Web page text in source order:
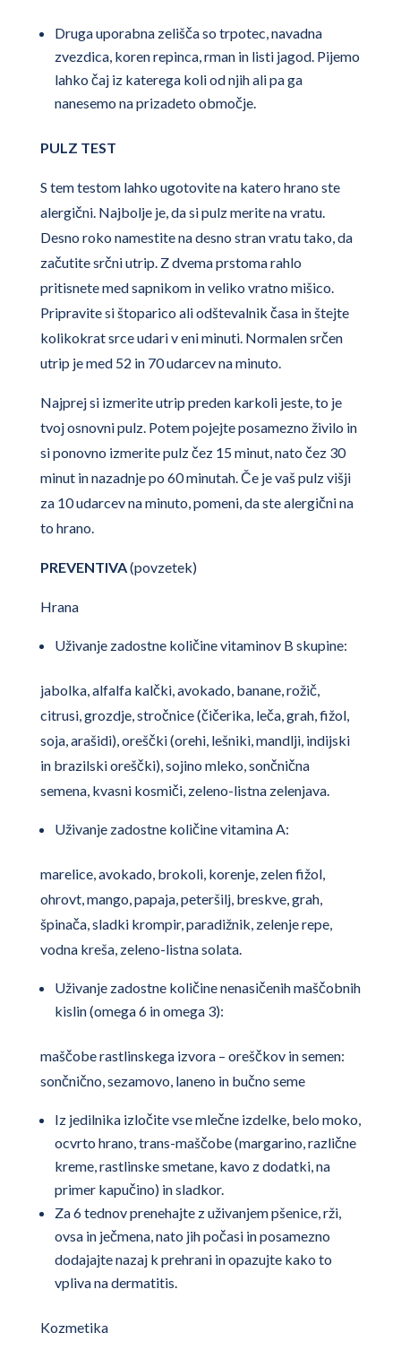
Druga uporabna zelišča so trpotec, navadna
zvezdica, koren repinca, rman in listi jagod. Pijemo
lahko čaj iz katerega koli od njih ali pa ga
nanesemo na prizadeto območje.
PULZ TEST
S tem testom lahko ugotovite na katero hrano ste
alergični. Najbolje je, da si pulz merite na vratu.
Desno roko namestite na desno stran vratu tako, da
začutite srčni utrip. Z dvema prstoma rahlo
pritisnete med sapnikom in veliko vratno mišico.
Pripravite si štoparico ali odštevalnik časa in štejte
kolikokrat srce udari v eni minuti. Normalen srčen
utrip je med 52 in 70 udarcev na minuto.
Najprej si izmerite utrip preden karkoli jeste, to je
tvoj osnovni pulz. Potem pojejte posamezno živilo in
si ponovno izmerite pulz čez 15 minut, nato čez 30
minut in nazadnje po 60 minutah. Če je vaš pulz višji
za 10 udarcev na minuto, pomeni, da ste alergični na
to hrano.
PREVENTIVA(povzetek)
Hrana
Uživanje zadostne količine vitaminov B skupine:
jabolka, alfalfa kalčki, avokado, banane, rožič,
citrusi, grozdje, stročnice (čičerika, leča, grah, fižol,
soja, arašidi), oreščki (orehi, lešniki, mandlji, indijski
in brazilski oreščki), sojino mleko, sončnična
semena, kvasni kosmiči, zeleno-listna zelenjava.
Uživanje zadostne količine vitamina A:
marelice, avokado, brokoli, korenje, zelen fižol,
ohrovt, mango, papaja, peteršilj, breskve, grah,
špinača, sladki krompir, paradižnik, zelenje repe,
vodna kreša, zeleno-listna solata.
Uživanje zadostne količine nenasičenih maščobnih
kislin (omega 6 in omega 3):
maščobe rastlinskega izvora – oreščkov in semen:
sončnično, sezamovo, laneno in bučno seme
Iz jedilnika izločite vse mlečne izdelke, belo moko,
ocvrto hrano, trans-maščobe (margarino, različne
kreme, rastlinske smetane, kavo z dodatki, na
primer kapučino) in sladkor.
Za 6 tednov prenehajte z uživanjem pšenice, rži,
ovsa in ječmena, nato jih počasi in posamezno
dodajajte nazaj k prehrani in opazujte kako to
vpliva na dermatitis.
Kozmetika